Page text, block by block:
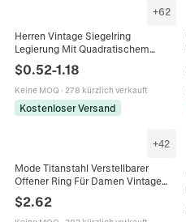
+62
Herren Vintage Siegelring
Legierung Mit Quadratischem
Schwarzem Achat Edelstein Retro
Graviertes Muster Schmuck
$0.52-1.18
Keine MOQ · 278 kürzlich verkauft
Kostenloser Versand
+42
Mode Titanstahl Verstellbarer
Offener Ring Für Damen Vintage
Vergoldeter Strass Schmetterling
Weizenähre Blume Herz Krone
$2.62